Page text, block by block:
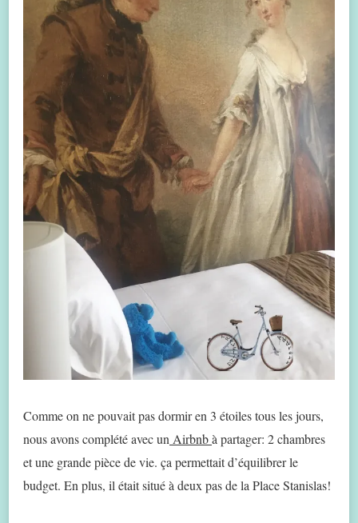
Comme on ne pouvait pas dormir en 3 étoiles tous les jours,
nous avons complété avec unAirbnbà partager: 2 chambres
et une grande pièce de vie. ça permettait d’équilibrer le
budget. En plus, il était situé à deux pas de la Place Stanislas!